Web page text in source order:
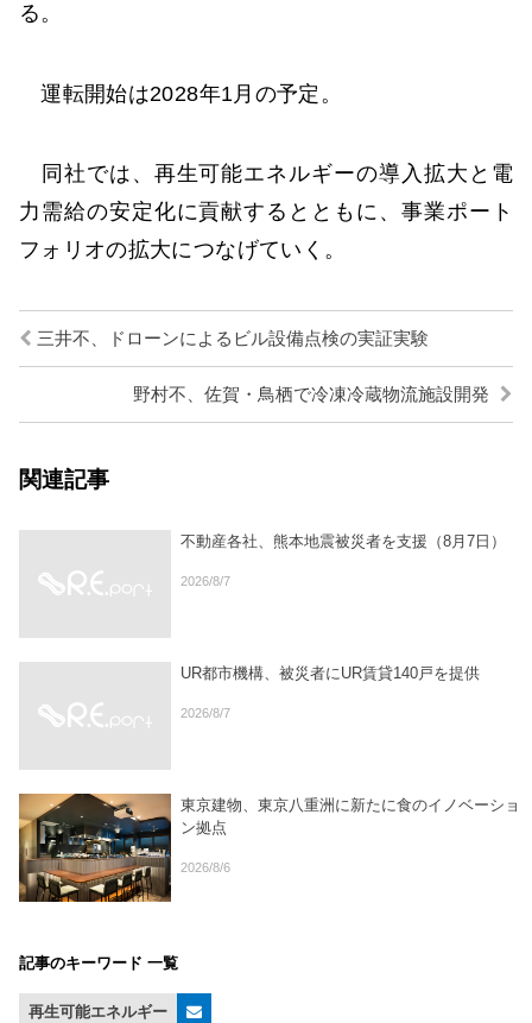
る。
運転開始は2028年1月の予定。
同社では、再生可能エネルギーの導入拡大と電
力需給の安定化に貢献するとともに、事業ポート
フォリオの拡大につなげていく。
三井不、ドローンによるビル設備点検の実証実験
野村不、佐賀・鳥栖で冷凍冷蔵物流施設開発
関連記事
不動産各社、熊本地震被災者を支援（8月7日）
2026/8/7
UR都市機構、被災者にUR賃貸140戸を提供
2026/8/7
東京建物、東京八重洲に新たに食のイノベーショ
ン拠点
2026/8/6
記事のキーワード 一覧
再生可能エネルギー